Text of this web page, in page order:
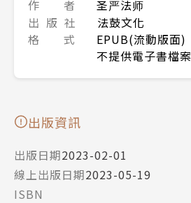
作 者
圣严法师
出 版 社
法鼓文化
格 式
EPUB(流動版面)
不提供電子書檔
出版資訊
出版日期2023-02-01
線上出版日期2023-05-19
ISBN